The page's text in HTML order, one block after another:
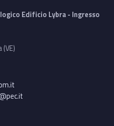
Edificio Lybra - Ingresso